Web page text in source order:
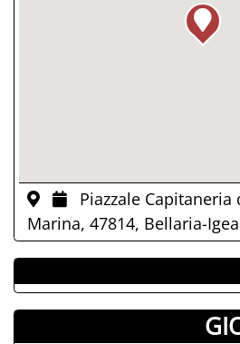
Piazzale
Marina, 47814, Bellaria-